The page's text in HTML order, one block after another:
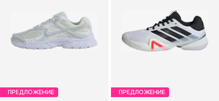
ПРЕДЛОЖЕНИЕ ПРЕДЛОЖЕНИЕ